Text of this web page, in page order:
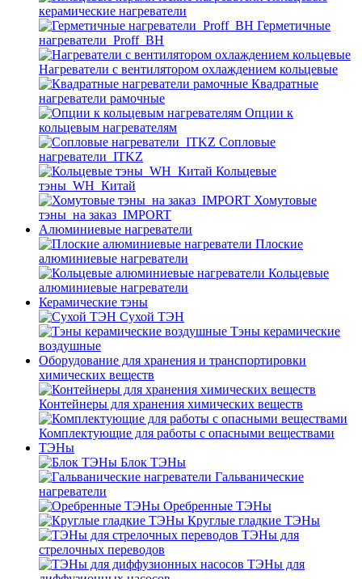
керамические нагреватели
Герметичные
нагреватели_Proff_BH
Нагреватели с вентилятором охлаждением кольцевые
Квадратные
нагреватели рамочные
Опции к
кольцевым нагревателям
Cопловые
нагреватели_ITKZ
Кольцевые
тэны_WH_Китай
Хомутовые
тэны_на заказ_IMPORT
Алюминиевые нагреватели
Плоские
алюминиевые нагреватели
Кольцевые
алюминиевые нагреватели
Керамические тэны
Сухой ТЭН
Тэны керамические
воздушные
Оборудование для хранения и транспортировки
химических веществ
Контейнеры для хранения химических веществ
Комплектующие для работы с опасными веществами
ТЭНы
Блок ТЭНы
Гальванические
нагреватели
Оребренные ТЭНы
Круглые гладкие ТЭНы
ТЭНы для
стрелочных переводов
ТЭНы для